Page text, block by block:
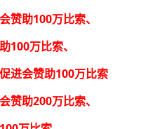
赞助100万比索、
100万比索、
进会赞助100万比索
赞助200万比索、